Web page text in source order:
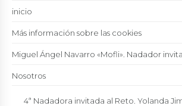
inicio
Más información sobre las cookies
Miguel Ángel Navarro «Mofli». Nadador
Nosotros
4ª Nadadora invitada al Reto. Yolanda